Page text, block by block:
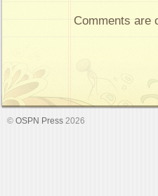
Comments are
© OSPN Press 2026